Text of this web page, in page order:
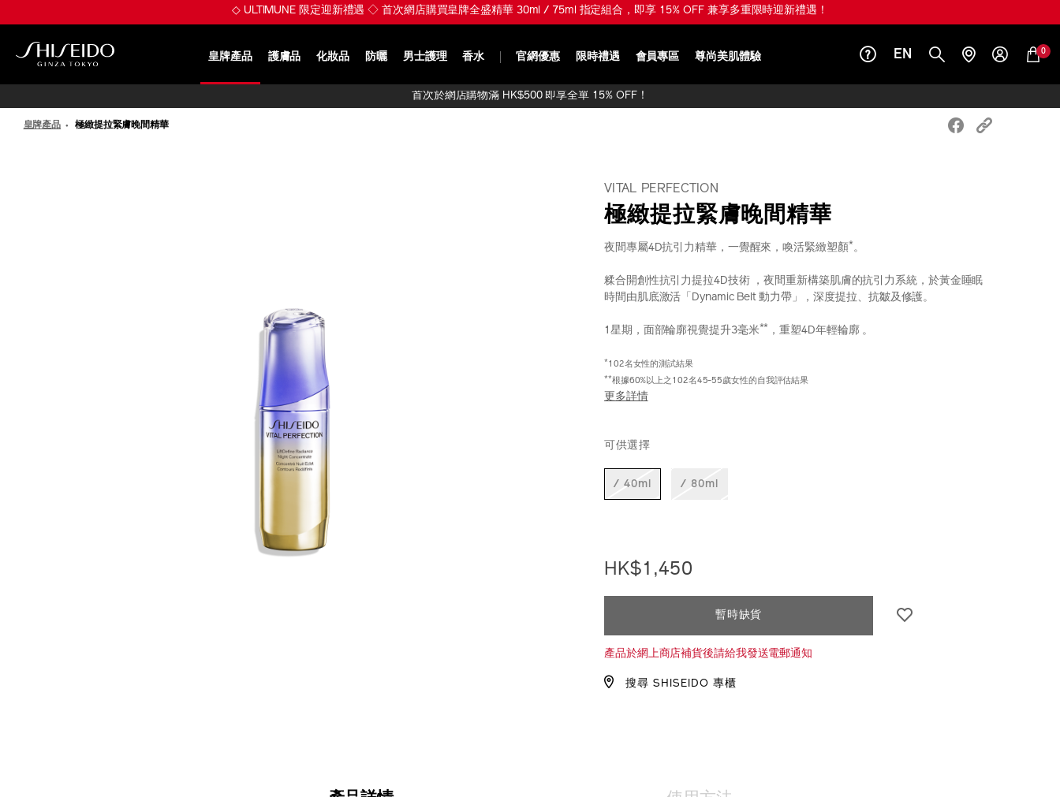
至
◇ ULTIMUNE 限定迎新禮遇 ◇ 首次網店購買皇牌全盛精華 30ml / 75ml 指定組合，即享 15% OFF 兼享多重限時迎新禮遇！
皇牌產品 護膚品 化妝品 防曬 男士護理 香水 官網優惠 限時禮遇 會員專區 尊尚美肌體驗 EN 0
首次於網店購物滿 HK$500 即享全單 15% OFF！
皇牌產品 極緻提拉緊膚晚間精華
VITAL PERFECTION
極緻提拉緊膚晚間精華
夜間專屬4D抗引力精華，一覺醒來，喚活緊緻塑顏*。
糅合開創性抗引力提拉4D技術 ，夜間重新構築肌膚的抗引力系統，於黃金睡眠
時間由肌底激活「Dynamic Belt 動力帶」，深度提拉、抗皺及修護。
1星期，面部輪廓視覺提升3毫米** ，重塑4D年輕輪廓 。
* 102名女性的測試結果
**根據60%以上之102名45-55歲女性的自我評估結果
更多詳情
10222568101_hk.html
編
號：
10222568101SHI_hk
可供選擇
/ 40ml / 80ml
HK$1,450
TO
CART
PRODUCT
ACTIONS
暫時缺貨
產品於網上商店補貨後請給我發送電郵通知
搜尋 SHISEIDO 專櫃